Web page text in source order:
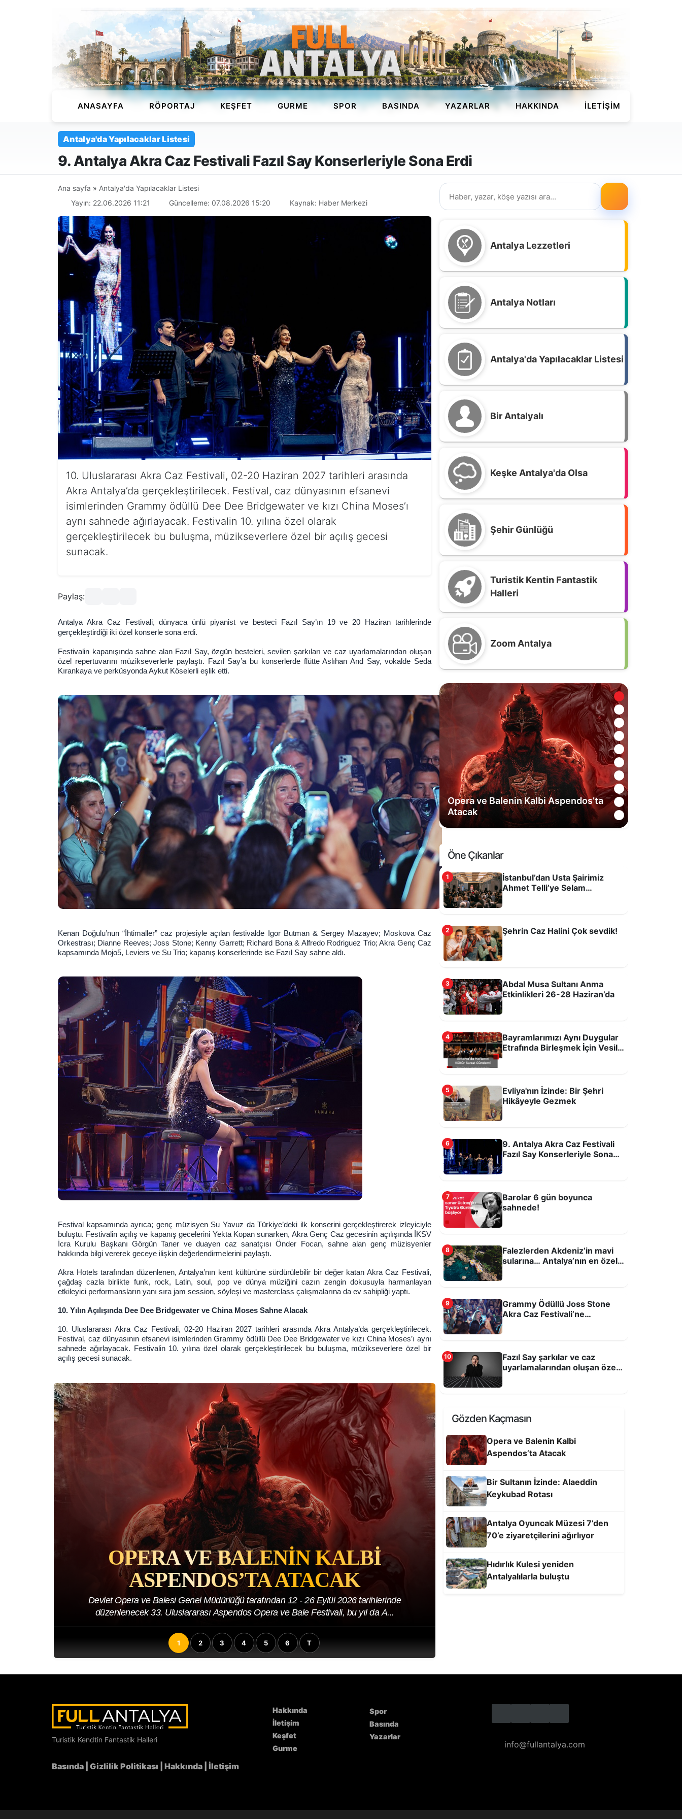
ANASAYFA RÖPORTAJ KEŞFET GURME SPOR BASINDA YAZARLAR HAKKINDA İLETIŞIM
Antalya'da Yapılacaklar Listesi
9. Antalya Akra Caz Festivali Fazıl Say Konserleriyle Sona Erdi
Ana sayfa » Antalya'da Yapılacaklar Listesi
Yayın: 22.06.2026 11:21
Güncelleme: 07.08.2026 15:20 Kaynak: Haber Merkezi
10. Uluslararası Akra Caz Festivali, 02-20 Haziran 2027 tarihleri arasında
Akra Antalya’da gerçekleştirilecek. Festival, caz dünyasının efsanevi
isimlerinden Grammy ödüllü Dee Dee Bridgewater ve kızı China Moses’ı
aynı sahnede ağırlayacak. Festivalin 10. yılına özel olarak
gerçekleştirilecek bu buluşma, müzikseverlere özel bir açılış gecesi
sunacak.
Paylaş:
Antalya Akra Caz Festivali, dünyaca ünlü piyanist ve besteci Fazıl Say’ın 19 ve 20 Haziran tarihlerinde
gerçekleştirdiği iki özel konserle sona erdi.
Festivalin kapanışında sahne alan Fazıl Say, özgün besteleri, sevilen şarkıları ve caz uyarlamalarından oluşan
özel repertuvarını müzikseverlerle paylaştı. Fazıl Say’a bu konserlerde flütte Aslıhan And Say, vokalde Seda
Kırankaya ve perküsyonda Aykut Köselerli eşlik etti.
Kenan Doğulu’nun “İhtimaller” caz projesiyle açılan festivalde Igor Butman & Sergey Mazayev; Moskova Caz
Orkestrası; Dianne Reeves; Joss Stone; Kenny Garrett; Richard Bona & Alfredo Rodriguez Trio; Akra Genç Caz
kapsamında Mojo5, Leviers ve Su Trio; kapanış konserlerinde ise Fazıl Say sahne aldı.
Festival kapsamında ayrıca; genç müzisyen Su Yavuz da Türkiye’deki ilk konserini gerçekleştirerek izleyiciyle
buluştu. Festivalin açılış ve kapanış gecelerini Yekta Kopan sunarken, Akra Genç Caz gecesinin açılışında İKSV
İcra Kurulu Başkanı Görgün Taner ve duayen caz sanatçısı Önder Focan, sahne alan genç müzisyenler
hakkında bilgi vererek geceye ilişkin değerlendirmelerini paylaştı.
Akra Hotels tarafından düzenlenen, Antalya’nın kent kültürüne sürdürülebilir bir değer katan Akra Caz Festivali,
çağdaş cazla birlikte funk, rock, Latin, soul, pop ve dünya müziğini cazın zengin dokusuyla harmanlayan
etkileyici performansların yanı sıra jam session, söyleşi ve masterclass çalışmalarına da ev sahipliği yaptı.
10. Yılın Açılışında Dee Dee Bridgewater ve China Moses Sahne Alacak
10. Uluslararası Akra Caz Festivali, 02-20 Haziran 2027 tarihleri arasında Akra Antalya’da gerçekleştirilecek.
Festival, caz dünyasının efsanevi isimlerinden Grammy ödüllü Dee Dee Bridgewater ve kızı China Moses’ı aynı
sahnede ağırlayacak. Festivalin 10. yılına özel olarak gerçekleştirilecek bu buluşma, müzikseverlere özel bir
açılış gecesi sunacak.
BIR SULTANIN İZINDE: ALAEDDIN
KEYKUBAD ROTASI
Ben yıllar önce buraları gezip dolaştığımda, Alanya'ya daha liman girişinden bakarken bile bir
şeyin farkına varmıştım: burası tesadüfen büyümüş bir kıyı kas...
ANTALYA OYUNCAK
70’E
1 2 3 4 5 6 T
Antalya Lezzetleri
Antalya Notları
Antalya'da Yapılacaklar Listesi
Bir Antalyalı
Keşke Antalya'da Olsa
Şehir Günlüğü
Turistik Kentin Fantastik
Halleri
Zoom Antalya
Opera ve Balenin Kalbi Aspendos’ta
Atacak
Bir Sultanın İzinde: Alaeddin Keykubad
Rotası
Antalya Oyuncak Müzesi 7’den 70’e
ziyaretçilerini ağırlıyor
Hıdırlık Kulesi yeniden Antalyalılarla
buluştu
Falezlerden Akdeniz’in mavi sularına…
Antalya’nın en özel plajları
Abdal Musa Sultanı Anma Etkinlikleri
26-28 Haziran’da
Öne Çıkanlar
1
İstanbul’dan Usta Şairimiz
Ahmet Telli’ye Selam
2 Şehrin Caz Halini Çok sevdik!
3
Abdal Musa Sultanı Anma
Etkinlikleri 26-28 Haziran’da
4
Bayramlarımızı Aynı Duygular
Etrafında Birleşmek İçin Vesile
5
Evliya'nın İzinde: Bir Şehri
Hikâyeyle Gezmek
6
9. Antalya Akra Caz Festivali
Fazıl Say Konserleriyle Sona
7
Barolar 6 gün boyunca
sahnede!
8
Falezlerden Akdeniz’in mavi
sularına… Antalya’nın en özel
9
Grammy Ödüllü Joss Stone
Akra Caz Festivali’ne
10
Fazıl Say şarkılar ve caz
uyarlamalarından oluşan özel
Gözden Kaçmasın
Opera ve Balenin Kalbi
Aspendos’ta Atacak
Bir Sultanın İzinde: Alaeddin
Keykubad Rotası
Antalya Oyuncak Müzesi 7’den
70’e ziyaretçilerini ağırlıyor
Hıdırlık Kulesi yeniden
Antalyalılarla buluştu
Turistik Kendtin Fantastik Halleri
Basında Gizlilik Politikası Hakkında İletişim
Hakkında
İletişim
Keşfet
Gurme
Spor
Basında
Yazarlar
info@fullantalya.com